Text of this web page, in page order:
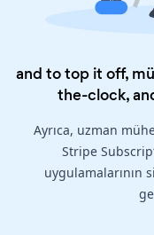
and to top it off,
the-clock,
Ayrıca, uzman
Stripe
uygulamalarının